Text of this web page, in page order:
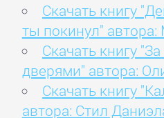
Скачать книгу
ты покинул"
Скачать книгу
дверями" автора:
Скачать книгу
автора: Стил